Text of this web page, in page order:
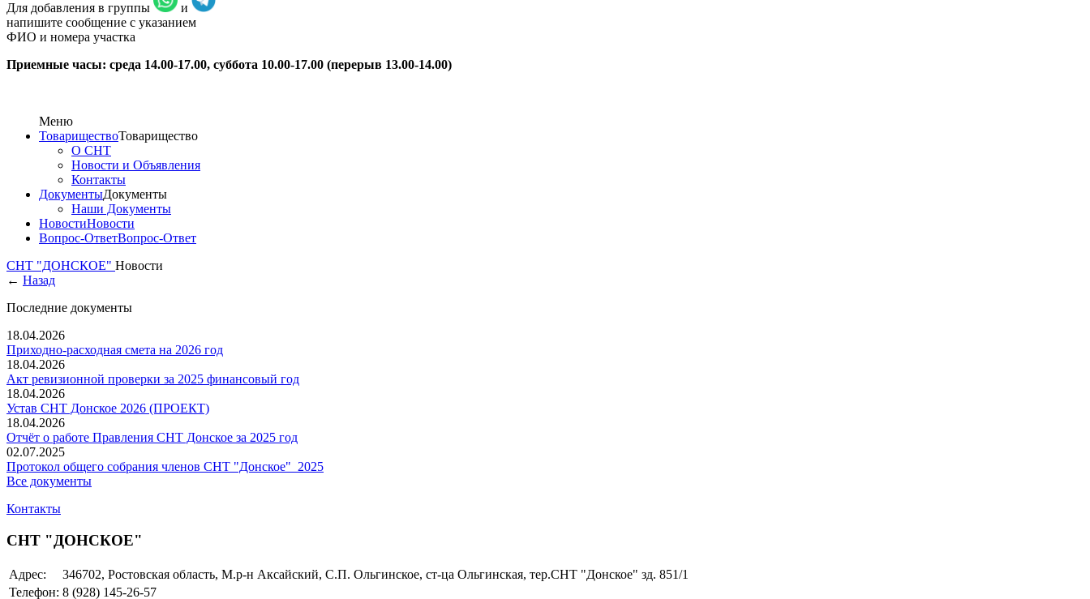
Для добавления в группы
и
напишите сообщение с указанием
ФИО и номера участка
Приемные часы: среда 14.00-17.00, суббота 10.00-17.00 (перерыв 13.00-14.00)
Меню
ТовариществоТоварищество
О СНТ
Новости и Объявления
Контакты
ДокументыДокументы
Наши Документы
НовостиНовости
Вопрос-ОтветВопрос-Ответ
СНТ "ДОНСКОЕ" Новости
← Назад
Последние документы
18.04.2026
Приходно-расходная смета на 2026 год
18.04.2026
Акт ревизионной проверки за 2025 финансовый год
18.04.2026
Устав СНТ Донское 2026 (ПРОЕКТ)
18.04.2026
Отчёт о работе Правления СНТ Донское за 2025 год
02.07.2025
Протокол общего собрания членов СНТ "Донское"_2025
Все документы
Контакты
СНТ "ДОНСКОЕ"
Адрес:
346702, Ростовская область, М.р-н Аксайский, С.П. Ольгинское, ст-ца Ольгинская, тер.СНТ "Донское" зд. 851/1
Телефон: 8 (928) 145-26-57